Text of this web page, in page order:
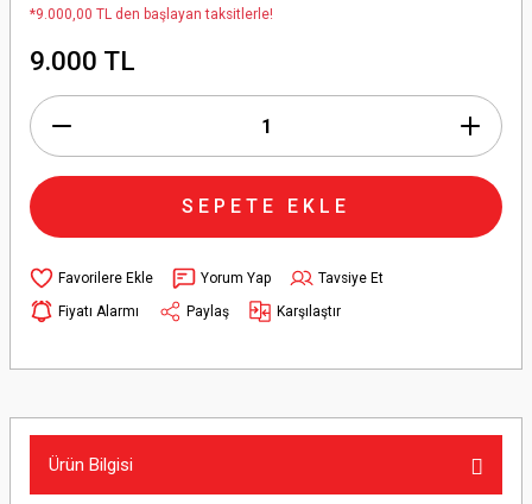
*9.000,00 TL den başlayan taksitlerle!
9.000 TL
SEPETE EKLE
Yorum Yap
Tavsiye Et
Fiyatı Alarmı
Paylaş Karşılaştır
Ürün Bilgisi